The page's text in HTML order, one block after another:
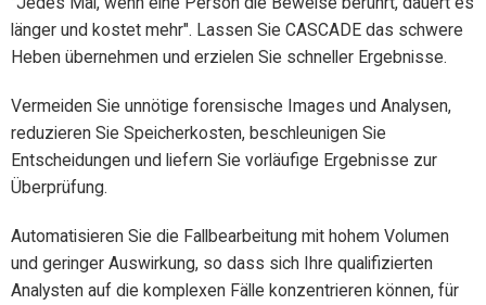
länger und kostet mehr". Lassen Sie CASCADE das schwere
Heben übernehmen und erzielen Sie schneller Ergebnisse.
Vermeiden Sie unnötige forensische Images und Analysen,
reduzieren Sie Speicherkosten, beschleunigen Sie
Entscheidungen und liefern Sie vorläufige Ergebnisse zur
Überprüfung.
Automatisieren Sie die Fallbearbeitung mit hohem Volumen
und geringer Auswirkung, so dass sich Ihre qualifizierten
Analysten auf die komplexen Fälle konzentrieren können, für